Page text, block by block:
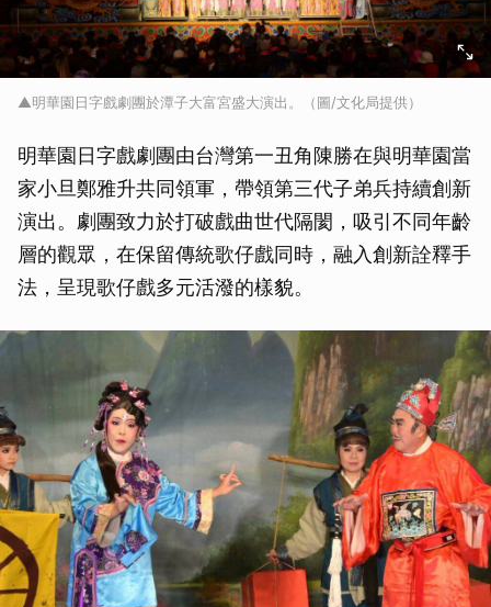
▲明華園日字戲劇團於潭子大富宮盛大演出。（圖/文化局提供）
明華園日字戲劇團由台灣第一丑角陳勝在與明華園當
家小旦鄭雅升共同領軍，帶領第三代子弟兵持續創新
演出。劇團致力於打破戲曲世代隔閡，吸引不同年齡
層的觀眾，在保留傳統歌仔戲同時，融入創新詮釋手
法，呈現歌仔戲多元活潑的樣貌。